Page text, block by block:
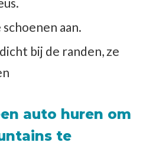
aan.
bij de randen, ze
auto huren om
te